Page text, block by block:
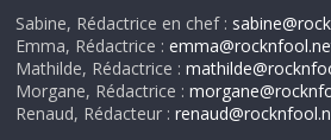
Sabine, Rédactrice en chef :
Emma, Rédactrice :
Mathilde, Rédactrice :
Morgane, Rédactrice :
Renaud, Rédacteur :